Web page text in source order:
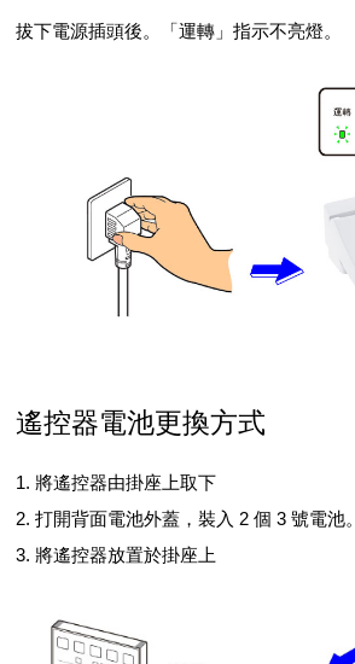
拔下電源插頭後。「運轉」指示不亮燈。
遙控器電池更換方式
1. 將遙控器由掛座上取下
2. 打開背面電池外蓋，裝入 2 個 3 號電池。
3. 將遙控器放置於掛座上